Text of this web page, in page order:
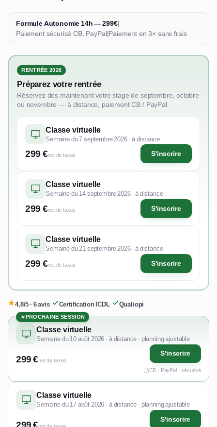
Formule Autonomie 14h — 299€|
Paiement sécurisé CB, PayPal|Paiement en 3× sans frais
RENTRÉE 2026
Préparez votre rentrée
Réservez dès maintenant votre stage de septembre, octobre
ou novembre — à distance, paiement CB / PayPal.
Classe virtuelle
Semaine du 7 septembre 2026 · à distance
299 €net de taxes S'inscrire
Classe virtuelle
Semaine du 14 septembre 2026 · à distance
299 €net de taxes S'inscrire
Classe virtuelle
Semaine du 21 septembre 2026 · à distance
299 €net de taxes S'inscrire
4,8/5 · 6 avis· Certification ICDL· Qualiopi
PROCHAINE SESSION
Classe virtuelle
Semaine du 10 août 2026 · à distance · planning ajustable
299 €net de taxes
S'inscrire
CB · PayPal · sécurisé
Classe virtuelle
Semaine du 17 août 2026 · à distance · planning ajustable
S'inscrire